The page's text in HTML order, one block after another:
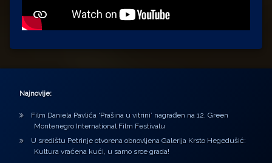
Najnovije:
Film Daniela Pavlića ‘Prašina u vitrini’ nagrađen na 12. Green
Montenegro International Film Festivalu
U središtu Petrinje otvorena obnovljena Galerija Krsto Hegedušić:
Kultura vraćena kući, u samo srce grada!